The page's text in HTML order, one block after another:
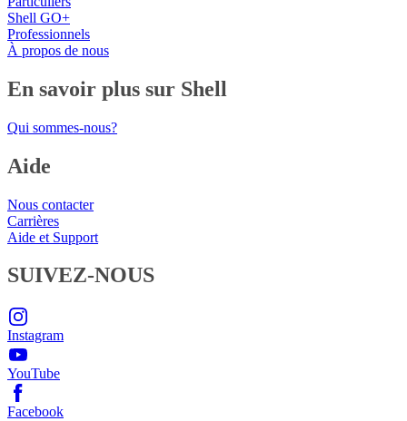
Shell GO+
Professionnels
À propos de nous
En savoir plus sur Shell
Qui sommes-nous?
Aide
Nous contacter
Carrières
Aide et Support
SUIVEZ-NOUS
Instagram
YouTube
Facebook